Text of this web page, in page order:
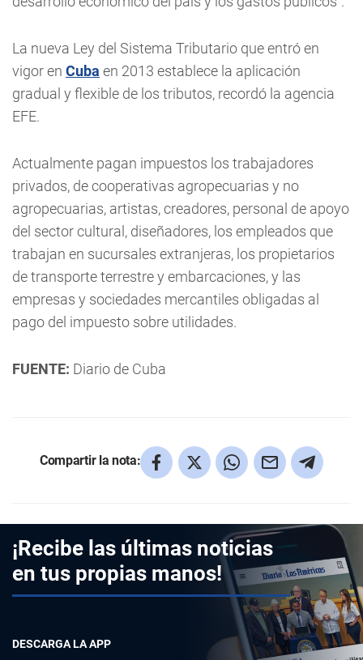
La nueva Ley del Sistema Tributario que entró en
vigor en Cuba en 2013 establece la aplicación
gradual y flexible de los tributos, recordó la agencia
EFE.
Actualmente pagan impuestos los trabajadores
privados, de cooperativas agropecuarias y no
agropecuarias, artistas, creadores, personal de apoyo
del sector cultural, diseñadores, los empleados que
trabajan en sucursales extranjeras, los propietarios
de transporte terrestre y embarcaciones, y las
empresas y sociedades mercantiles obligadas al
pago del impuesto sobre utilidades.
FUENTE: Diario de Cuba
Compartir la nota:
¡Recibe las últimas noticias
en tus propias manos!
DESCARGA LA APP